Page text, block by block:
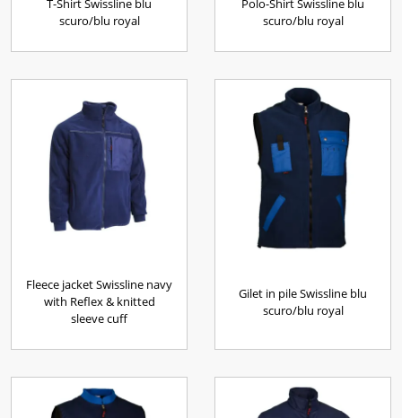
T-Shirt Swissline blu
scuro/blu royal
Polo-Shirt Swissline blu
scuro/blu royal
Fleece jacket Swissline navy
with Reflex & knitted
sleeve cuff
Gilet in pile Swissline blu
scuro/blu royal